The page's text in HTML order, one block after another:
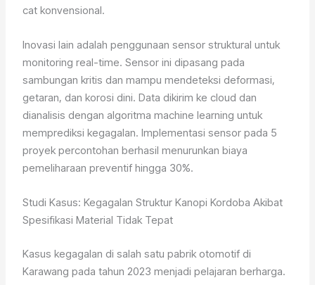
cat konvensional.
Inovasi lain adalah penggunaan sensor struktural untuk
monitoring real-time. Sensor ini dipasang pada
sambungan kritis dan mampu mendeteksi deformasi,
getaran, dan korosi dini. Data dikirim ke cloud dan
dianalisis dengan algoritma machine learning untuk
memprediksi kegagalan. Implementasi sensor pada 5
proyek percontohan berhasil menurunkan biaya
pemeliharaan preventif hingga 30%.
Studi Kasus: Kegagalan Struktur Kanopi Kordoba Akibat
Spesifikasi Material Tidak Tepat
Kasus kegagalan di salah satu pabrik otomotif di
Karawang pada tahun 2023 menjadi pelajaran berharga.